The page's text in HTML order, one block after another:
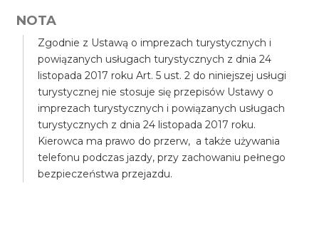
NOTA
Zgodnie z Ustawą o imprezach turystycznych i
powiązanych usługach turystycznych z dnia 24
listopada 2017 roku Art. 5 ust. 2 do niniejszej usługi
turystycznej nie stosuje się przepisów Ustawy o
imprezach turystycznych i powiązanych usługach
turystycznych z dnia 24 listopada 2017 roku.
Kierowca ma prawo do przerw, a także używania
telefonu podczas jazdy, przy zachowaniu pełnego
bezpieczeństwa przejazdu.